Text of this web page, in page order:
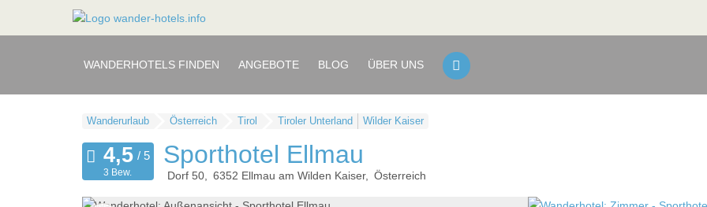
WANDERHOTELS FINDEN ANGEBOTE BLOG ÜBER UNS
Wanderurlaub Österreich Tirol Tiroler Unterland Wilder Kaiser
Sporthotel Ellmau
Dorf 50 6352 Ellmau am Wilden Kaiser Österreich
3 Bew.